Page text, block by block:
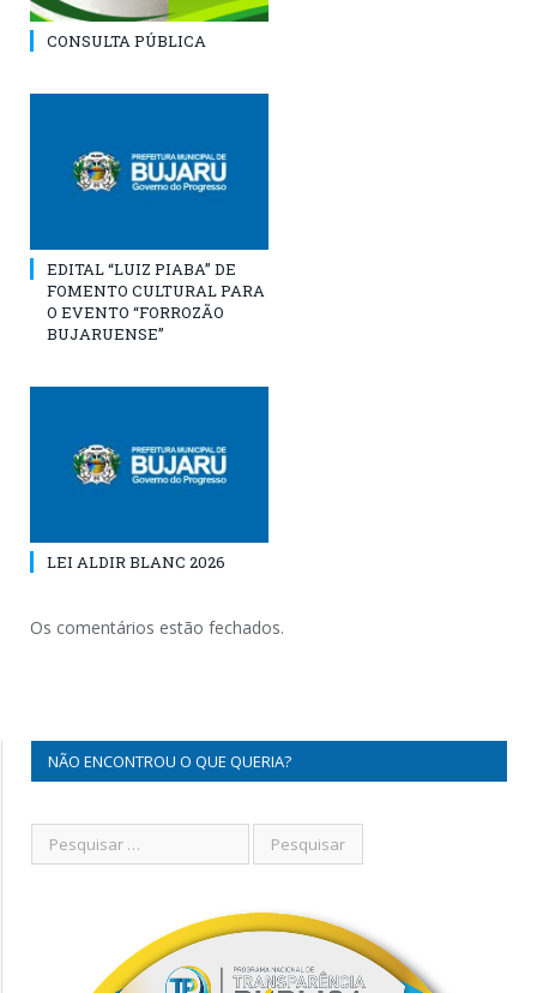
CONSULTA PÚBLICA
EDITAL “LUIZ PIABA” DE
FOMENTO CULTURAL PARA
O EVENTO “FORROZÃO
BUJARUENSE”
LEI ALDIR BLANC 2026
Os comentários estão fechados.
NÃO ENCONTROU O QUE QUERIA?